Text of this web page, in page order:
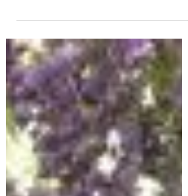
un posto speciale nel cuore dei visitatori il
Giardino Bardini. Il Giardino prende il...